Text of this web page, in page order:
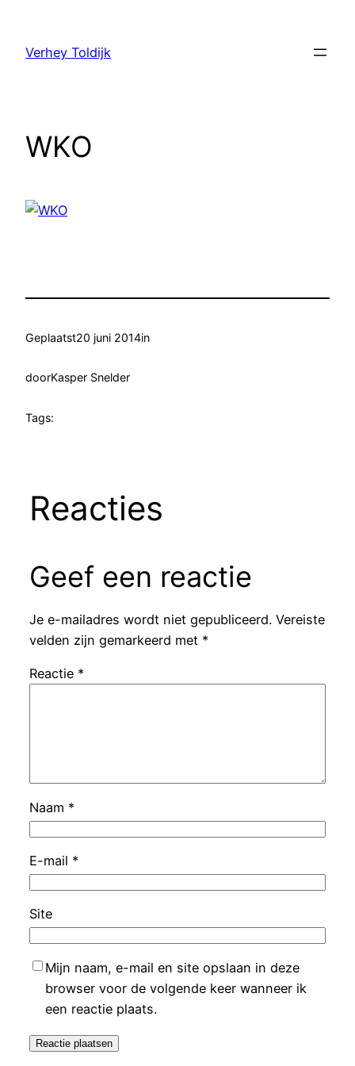
Verhey Toldijk
WKO
Geplaatst20 juni 2014in
doorKasper Snelder
Tags:
Reacties
Geef een reactie
Je e-mailadres wordt niet gepubliceerd. Vereiste
velden zijn gemarkeerd met *
Reactie *
Naam *
E-mail *
Site
Mijn naam, e-mail en site opslaan in deze
browser voor de volgende keer wanneer ik
een reactie plaats.